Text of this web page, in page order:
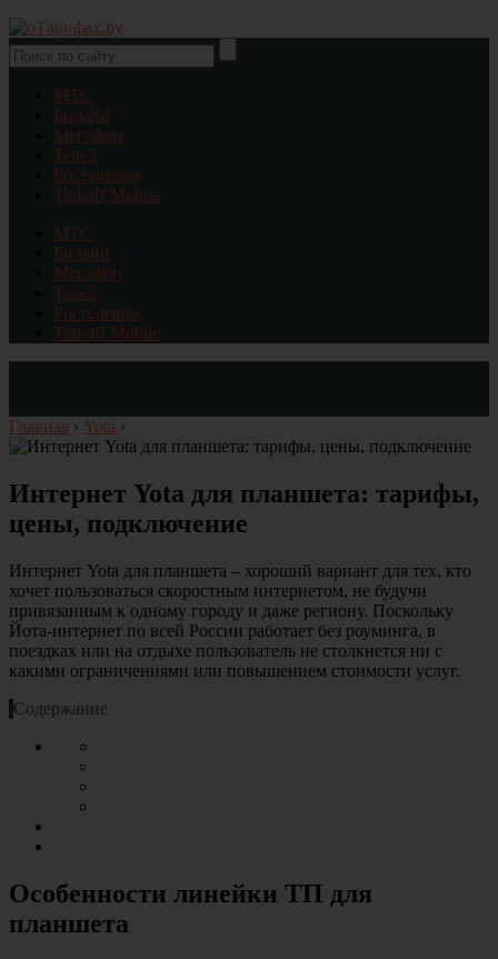
МТС
Билайн
Мегафон
Теле2
Ростелеком
Tinkoff Mobile
МТС
Билайн
Мегафон
Теле2
Ростелеком
Tinkoff Mobile
Главная › Yota ›
Интернет Yota для планшета: тарифы,
цены, подключение
Интернет Yota для планшета – хороший вариант для тех, кто
хочет пользоваться скоростным интернетом, не будучи
привязанным к одному городу и даже региону. Поскольку
Йота-интернет по всей России работает без роуминга, в
поездках или на отдыхе пользователь не столкнется ни с
какими ограничениями или повышением стоимости услуг.
Содержание
Особенности линейки ТП для
планшета